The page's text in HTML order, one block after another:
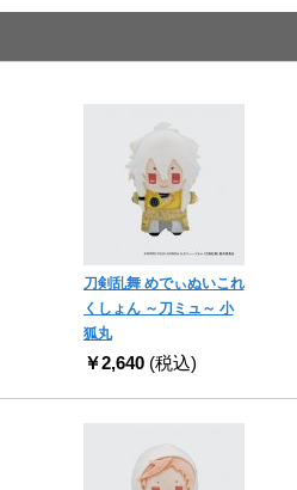
刀剣乱舞 めでぃぬいこれ
くしょん ～刀ミュ～ 小
狐丸
￥2,640 (税込)